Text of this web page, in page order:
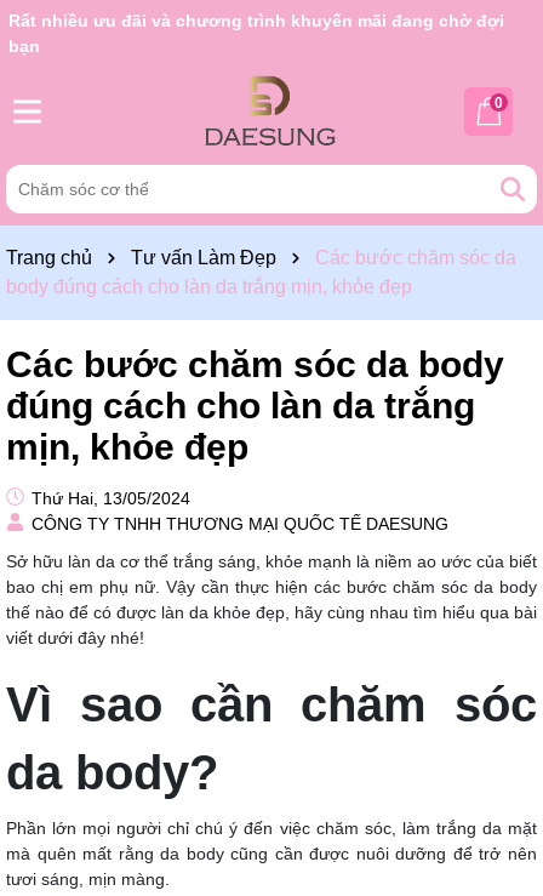
Rất nhiều ưu đãi và chương trình khuyến mãi đang chờ đợi
bạn
0
Trang chủ Tư vấn Làm Đẹp
Các bước chăm sóc da
body đúng cách cho làn da trắng mịn, khỏe đẹp
Các bước chăm sóc da body
đúng cách cho làn da trắng
mịn, khỏe đẹp
Thứ Hai, 13/05/2024
CÔNG TY TNHH THƯƠNG MẠI QUỐC TẾ DAESUNG
Sở hữu làn da cơ thể trắng sáng, khỏe mạnh là niềm ao ước của biết
bao chị em phụ nữ. Vậy cần thực hiện các bước chăm sóc da body
thế nào để có được làn da khỏe đẹp, hãy cùng nhau tìm hiểu qua bài
viết dưới đây nhé!
Vì sao cần chăm sóc
da body?
Phần lớn mọi người chỉ chú ý đến việc chăm sóc, làm trắng da mặt
mà quên mất rằng da body cũng cần được nuôi dưỡng để trở nên
tươi sáng, mịn màng.